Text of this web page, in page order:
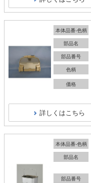
本体品番-色柄
部品名
部品番号
色柄
価格
詳しくはこちら
本体品番-色柄
部品名
部品番号